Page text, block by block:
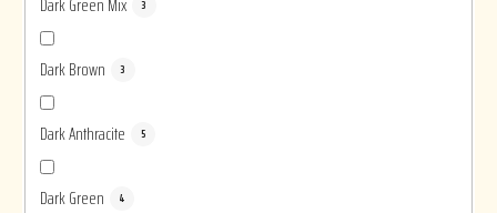
3
Dark Brown 3
Dark Anthracite 5
Dark Green 4